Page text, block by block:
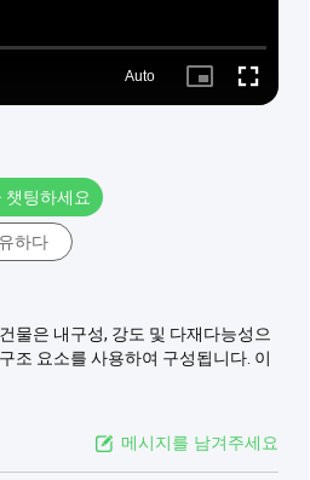
Auto
Picture- Fullscreen
챗팅하세요
하다
물은 내구성, 강도 및 다재다능성으
조 요소를 사용하여 구성됩니다. 이
메시지를 남겨주세요